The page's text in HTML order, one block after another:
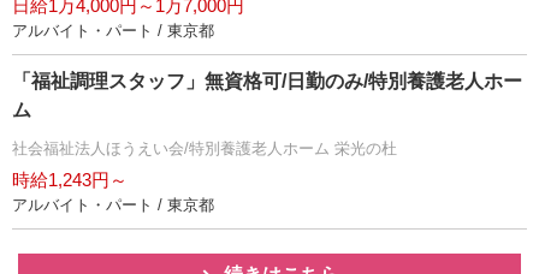
日給1万4,000円～1万7,000円
アルバイト・パート / 東京都
「福祉調理スタッフ」無資格可/日勤のみ/特別養護老人ホー
ム
社会福祉法人ほうえい会/特別養護老人ホーム 栄光の杜
時給1,243円～
アルバイト・パート / 東京都